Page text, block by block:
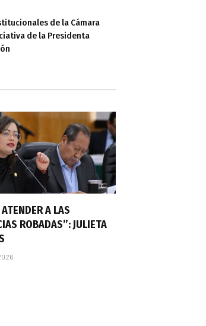
de la Cámara
de la Presidenta
A LAS
ROBADAS”: JULIETA